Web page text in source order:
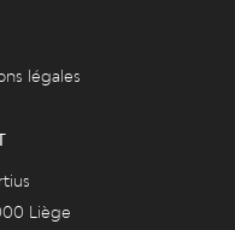
légales
Liège